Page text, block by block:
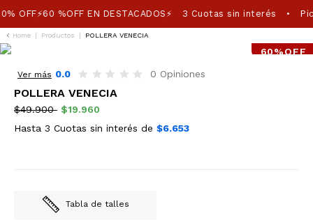
OFF⚡60 %OFF EN DESTACADOS⚡ 3 Cuotas sin interés •
Home | Productos | POLLERA VENECIA
60%OFF
Ver más 0.0 0 Opiniones
POLLERA VENECIA
$49.900 $19.960
Hasta 3 Cuotas sin interés de $6.653
Tabla de talles